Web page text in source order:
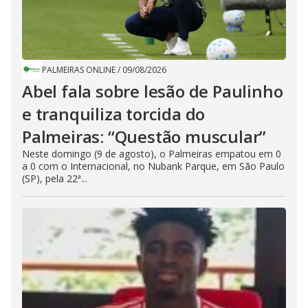
PALMEIRAS ONLINE/ 09/08/2026
Abel fala sobre lesão de Paulinho
e tranquiliza torcida do
Palmeiras: “Questão muscular”
Neste domingo (9 de agosto), o Palmeiras empatou em 0
a 0 com o Internacional, no Nubank Parque, em São Paulo
(SP), pela 22ª...